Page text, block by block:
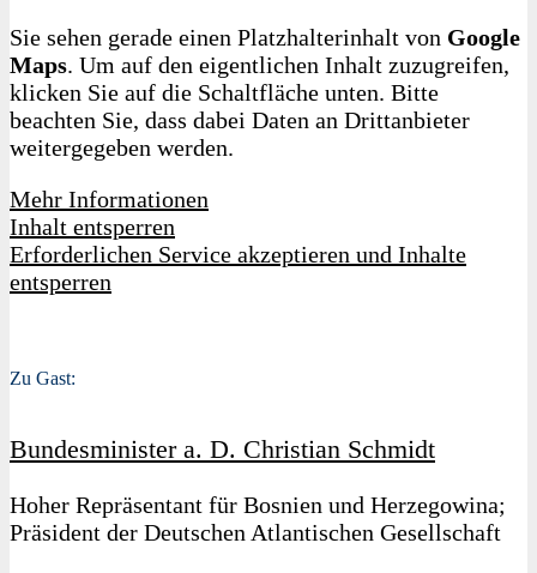
Sie sehen gerade einen Platzhalterinhalt von Google
Maps. Um auf den eigentlichen Inhalt zuzugreifen,
klicken Sie auf die Schaltfläche unten. Bitte
beachten Sie, dass dabei Daten an Drittanbieter
weitergegeben werden.
Mehr Informationen
Inhalt entsperren
Erforderlichen Service akzeptieren und Inhalte
entsperren
Zu Gast:
Bundesminister a. D. Christian Schmidt
Hoher Repräsentant für Bosnien und Herzegowina;
Präsident der Deutschen Atlantischen Gesellschaft